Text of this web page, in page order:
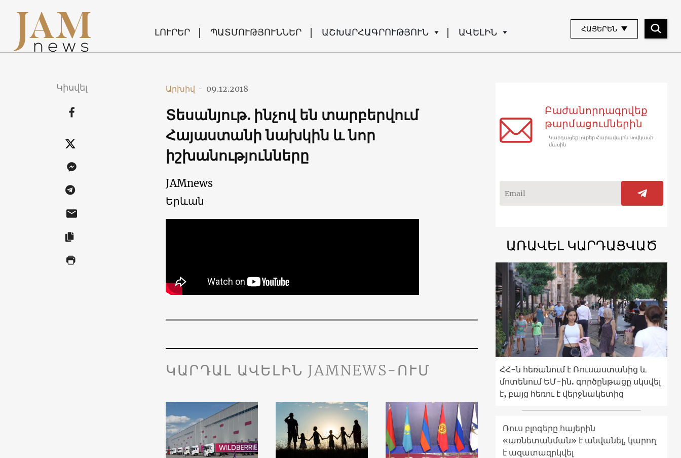
ԼՈՒՐԵՐ ՊԱՏՄՈՒԹՅՈՒՆՆԵՐ ԱՇԽԱՐՀԱԳՐՈՒԹՅՈՒՆ ԱՎԵԼԻՆ ՀԱՅԵՐԵՆ
Կիսվել Արխիվ - 09.12.2018
Տեսանյութ. ինչով են տարբերվում
Հայաստանի նախկին և նոր
իշխանությունները
JAMnews
Երևան
ԿԱՐԴԱԼ ԱՎԵԼԻՆ JAMNEWS-ՈՒՄ
Բաժանորդագրվեք
թարմացումներին
Կարդացեք լուրեր Հարավային Կովկասի
մասին
ԱՌԱՎԵԼ ԿԱՐԴԱՑՎԱԾ
ՀՀ-ն հեռանում է Ռուսաստանից և
մոտենում ԵՄ-ին. գործընթացը սկսվել
է, բայց հեռու է վերջնակետից
Ռուս բլոգերը հայերին
«առնետանման» է անվանել, կարող
է ազատազրկվել